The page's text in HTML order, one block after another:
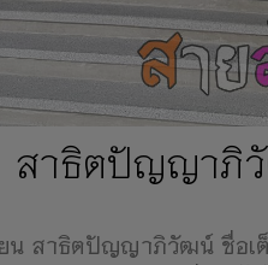
สาธิตปัญญาภิ
ยน สาธิตปัญญาภิวัฒน์ ชื่อเ